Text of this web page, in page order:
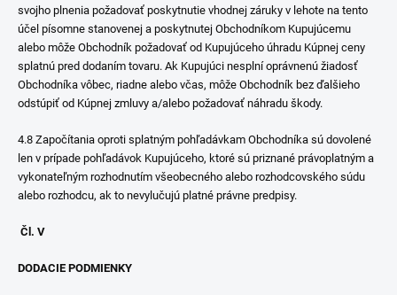
svojho plnenia požadovať poskytnutie vhodnej záruky v lehote na tento
účel písomne stanovenej a poskytnutej Obchodníkom Kupujúcemu
alebo môže Obchodník požadovať od Kupujúceho úhradu Kúpnej ceny
splatnú pred dodaním tovaru. Ak Kupujúci nesplní oprávnenú žiadosť
Obchodníka vôbec, riadne alebo včas, môže Obchodník bez ďalšieho
odstúpiť od Kúpnej zmluvy a/alebo požadovať náhradu škody.
4.8 Započítania oproti splatným pohľadávkam Obchodníka sú dovolené
len v prípade pohľadávok Kupujúceho, ktoré sú priznané právoplatným a
vykonateľným rozhodnutím všeobecného alebo rozhodcovského súdu
alebo rozhodcu, ak to nevylučujú platné právne predpisy.
Čl. V
DODACIE PODMIENKY